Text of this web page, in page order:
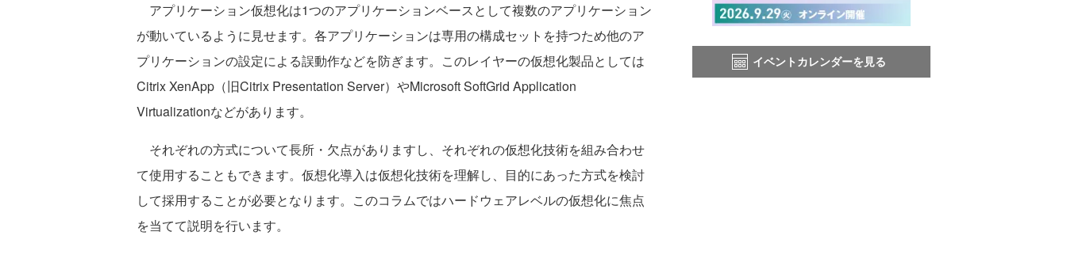
アプリケーション仮想化は1つのアプリケーションベースとして複数のアプリケーション
が動いているように見せます。各アプリケーションは専用の構成セットを持つため他のア
プリケーションの設定による誤動作などを防ぎます。このレイヤーの仮想化製品としては
Citrix XenApp（旧Citrix Presentation Server）やMicrosoft SoftGrid Application
Virtualizationなどがあります。
それぞれの方式について長所・欠点がありますし、それぞれの仮想化技術を組み合わせ
て使用することもできます。仮想化導入は仮想化技術を理解し、目的にあった方式を検討
して採用することが必要となります。このコラムではハードウェアレベルの仮想化に焦点
を当てて説明を行います。
イベントカレンダーを見る